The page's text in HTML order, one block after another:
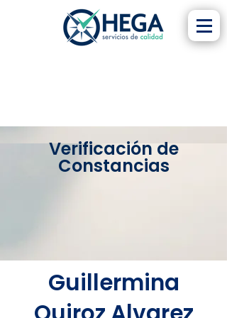
Verificación de
Constancias
Guillermina